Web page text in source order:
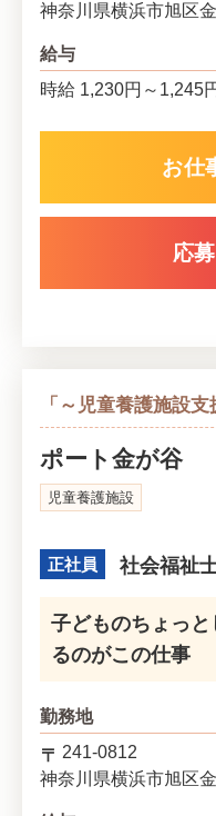
神奈川県横浜市旭区
給与
時給 1,230円～1,245
お仕
応
「～児童養護施設支
ポート金が谷
児童養護施設
正社員 社会福祉
子どものちょっ
るのがこの仕事
勤務地
241-0812
神奈川県横浜市旭区